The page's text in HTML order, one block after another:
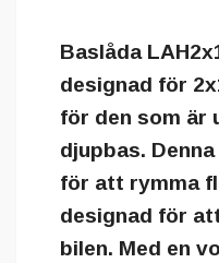
Baslåda
designad för
för den som är
djupbas.
för att rymma
designad för
bilen. Med en